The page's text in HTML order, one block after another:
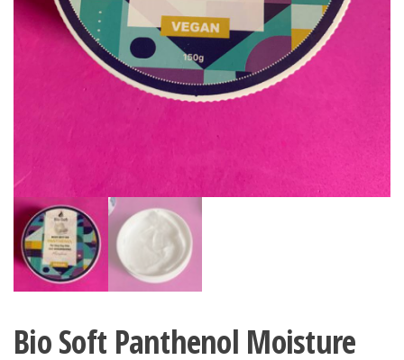
Bio Soft Panthenol Moisture